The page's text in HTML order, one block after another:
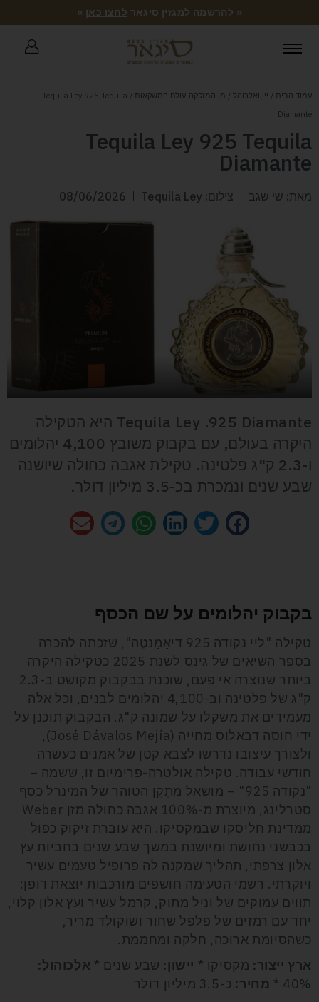
« להרשמה למגזין סיגאר לחצו כאן »
עמוד הבית / יין ואלכוהל / מן המזקקה-עולם המשקאות
/ Tequila Ley 925 Tequila
Diamante
Tequila Ley 925 Tequila
Diamante
מאת: שי שגב צילום: Tequila Ley 08/06/2026
Tequila Ley .925 Diamante היא הטקילה
היקרה בעולם, עם בקבוק משובץ 4,100 יהלומים
ו-2.3 ק"ג פלטינה. טקילת אגבה כחולה שיושנה
שבע שנים ונמכרת בכ-3.5 מיליון דולר.
בקבוק יהלומים על שם הכסף
טקילה "ליי נקודה 925 דיאַמַנטֶה", שזכתה להכרה
בספר השיאים של גינס לשנת 2025 כטקילה היקרה
ביותר שנוצרה אי פעם, שוכנת בבקבוק מקושט ב-2.3
ק"ג של פלטינה וב-4,100 יהלומים לבנים, וכל אלה
מעמידים את משקלו על שמונה ק"ג. הבקבוק תוכנן על
ידי חוסה דבאלוס מחייה (José Dávalos Mejía),
ולצורך עיצובו נדרשו לצבא קטן של אמנים כעשרה
חודשי עבודה. טקילה אולטרה-פרימיום זו, ששמה –
"נקודה 925" – מושאל מתֶקֶן הטוהר של המינרל כסף
סטרלינג, מיוצרת מ-100% אגבה כחולה מזן Weber
ממדינת חליסקו שבמקסיקו. היא עוברת זיקוק כפול
בכבשני נחושת ומיושנת במשך שבע שנים בחביות עץ
אלון צרפתי, תהליך שמקנה לה פרופיל טעמים עשיר
ויוקרתי. רשמי הטעימה חושפים מורכבות יוצאת דופן:
תווים עמוקים של וניל מתוק, קרמל עשיר ועץ אלון קלוי,
יחד עם רמזים של פלפל שחור ושוקולד מריר,
כשהסיומת ארוכה, חלקה ומחממת.
ארץ ייצור: מקסיקו * יישון: שבע שנים * אלכוהול:
40% *
מחיר: כ-3.5 מיליון דולר